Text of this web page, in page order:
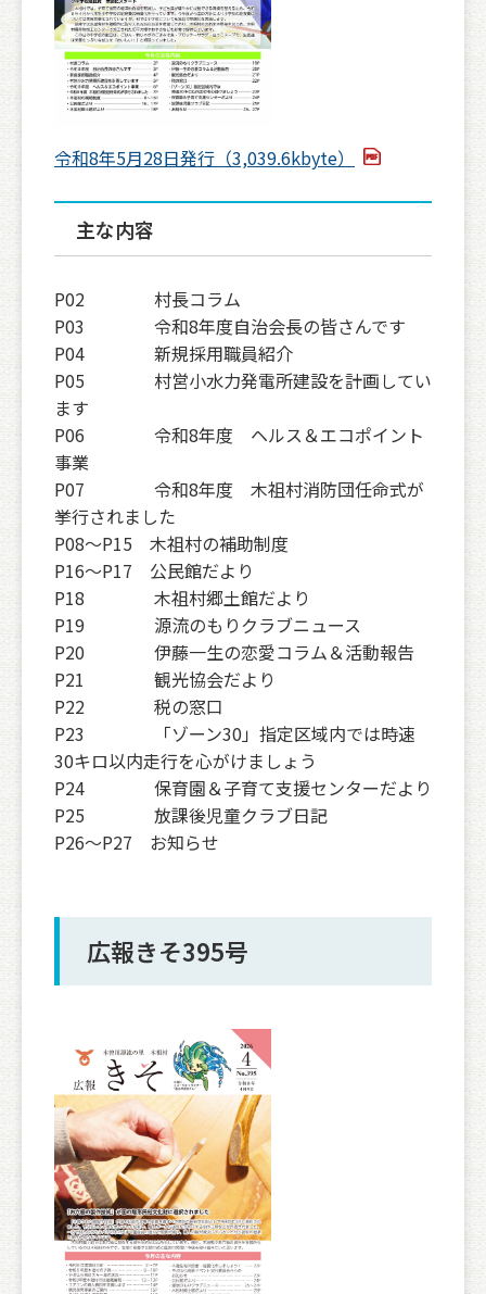
令和8年5月28日発行（3,039.6kbyte）
主な内容
P02 村長コラム
P03 令和8年度自治会長の皆さんです
P04 新規採用職員紹介
P05 村営小水力発電所建設を計画してい
ます
P06 令和8年度 ヘルス＆エコポイント
事業
P07 令和8年度 木祖村消防団任命式が
挙行されました
P08〜P15 木祖村の補助制度
P16〜P17 公民館だより
P18 木祖村郷土館だより
P19 源流のもりクラブニュース
P20 伊藤一生の恋愛コラム＆活動報告
P21 観光協会だより
P22 税の窓口
P23 「ゾーン30」指定区域内では時速
30キロ以内走行を心がけましょう
P24 保育園＆子育て支援センターだより
P25 放課後児童クラブ日記
P26〜P27 お知らせ
広報きそ395号